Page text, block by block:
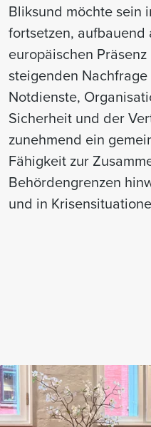
Bliksund möchte sein
fortsetzen,
europäischen
steigenden
Notdienste,
Sicherheit und der
zunehmend ein
Fähigkeit zur
Behördengrenzen
und in